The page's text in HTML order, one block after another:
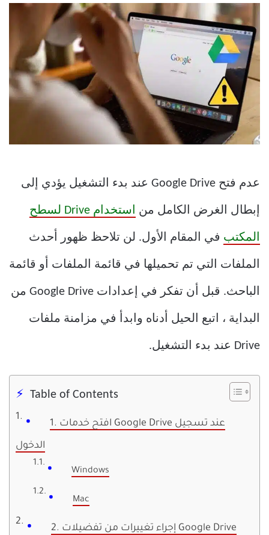
عدم فتح Google Drive عند بدء التشغيل يؤدي إلى
إبطال الغرض الكامل من استخدام Drive لسطح
المكتب في المقام الأول. لن تلاحظ ظهور أحدث
الملفات التي تم تحميلها في قائمة الملفات أو قائمة
الباحث. قبل أن تفكر في إعدادات Google Drive من
البداية ، اتبع الحيل أدناه وابدأ في مزامنة ملفات
Drive عند بدء التشغيل.
Table of Contents
1. افتح خدمات Google Drive عند تسجيل
الدخول
Windows
Mac
2. إجراء تغييرات من تفضيلات Google Drive